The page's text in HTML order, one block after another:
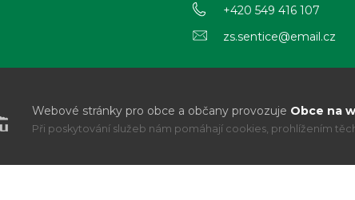
+420 549 416 107
zs.sentice@email.cz
Webové stránky pro obce a občany provozuje Obce na
Při poskytování služeb nám pomáhají cookies, prohlížením